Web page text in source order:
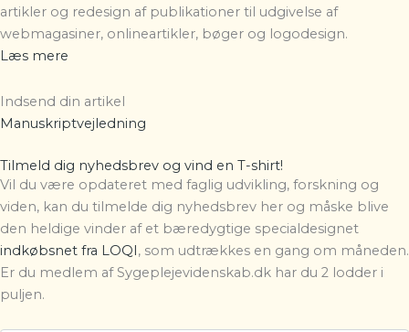
artikler og redesign af publikationer til udgivelse af
webmagasiner, onlineartikler, bøger og logodesign.
Læs mere
Indsend din artikel
Manuskriptvejledning
Tilmeld dig nyhedsbrev og vind en T-shirt!
Vil du være opdateret med faglig udvikling, forskning og
viden, kan du tilmelde dig nyhedsbrev her og måske blive
den heldige vinder af et bæredygtige specialdesignet
indkøbsnet fra LOQI , som udtrækkes en gang om måneden.
Er du medlem af Sygeplejevidenskab.dk har du 2 lodder i
puljen.